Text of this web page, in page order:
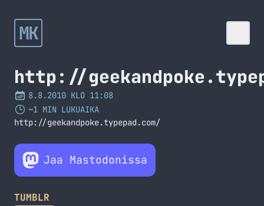
MK
http://
8.8.2010 KLO 11:08
~1 MIN LUKUAIKA
http://geekandpoke.typepad.com/
Jaa Mastodonissa
TUMBLR